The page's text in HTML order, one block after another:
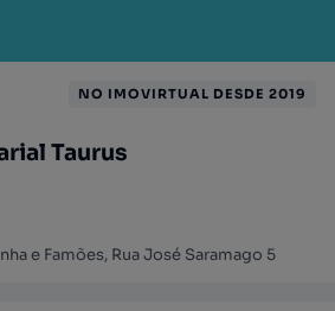
Taurus
e Famões, Rua José Saramago 5
NO IMOVIRTUAL DESDE 2019